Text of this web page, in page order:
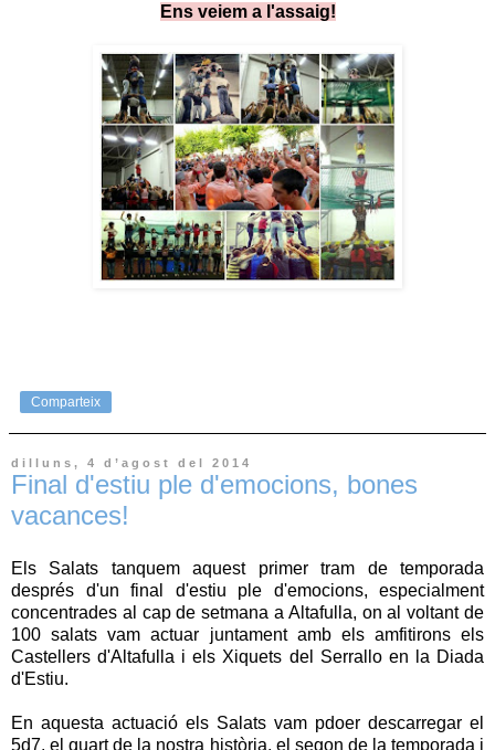
Ens veiem a l'assaig!
Comparteix
dilluns, 4 d’agost del 2014
Final d'estiu ple d'emocions, bones
vacances!
Els Salats tanquem aquest primer tram de temporada
després d'un final d'estiu ple d'emocions, especialment
concentrades al cap de setmana a Altafulla, on al voltant de
100 salats vam actuar juntament amb els amfitirons els
Castellers d'Altafulla i els Xiquets del Serrallo en la Diada
d'Estiu.
En aquesta actuació els Salats vam pdoer descarregar el
5d7, el quart de la nostra història, el segon de la temporada i